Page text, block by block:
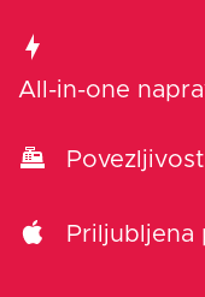
Blog
All-in-one
Priljubljena